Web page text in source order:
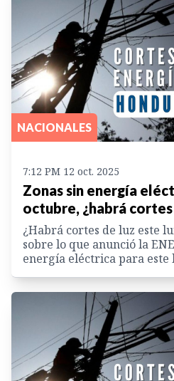
NACIONALES
7:12 PM 12 oct. 2025
Zonas sin energía
octubre, ¿habrá cortes
¿Habrá cortes de luz este
sobre lo que anunció la
energía eléctrica para este